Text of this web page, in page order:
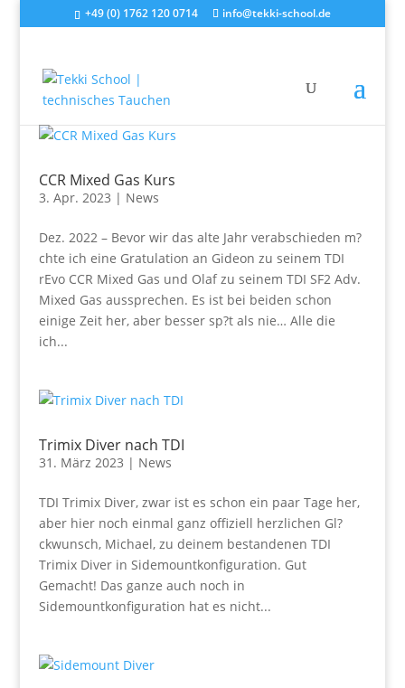
+49 (0) 1762 120 0714 info@tekki-school.de
CCR Mixed Gas Kurs
3. Apr. 2023 | News
Dez. 2022 – Bevor wir das alte Jahr verabschieden m?
chte ich eine Gratulation an Gideon zu seinem TDI
rEvo CCR Mixed Gas und Olaf zu seinem TDI SF2 Adv.
Mixed Gas aussprechen. Es ist bei beiden schon
einige Zeit her, aber besser sp?t als nie… Alle die
ich...
Trimix Diver nach TDI
31. März 2023 | News
TDI Trimix Diver, zwar ist es schon ein paar Tage her,
aber hier noch einmal ganz offiziell herzlichen Gl?
ckwunsch, Michael, zu deinem bestandenen TDI
Trimix Diver in Sidemountkonfiguration. Gut
Gemacht! Das ganze auch noch in
Sidemountkonfiguration hat es nicht...